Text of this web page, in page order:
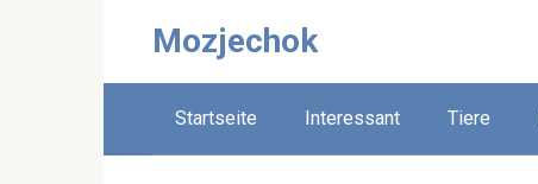
Mozjechok
Startseite Interessant Tiere